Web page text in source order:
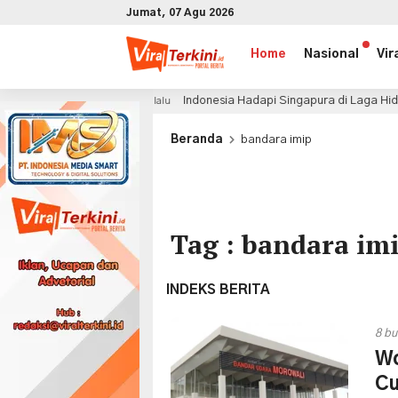
Jumat, 07 Agu 2026
Home Nasional
5 jam lalu Indonesia Hadapi Singapura di Laga Hidup Mati, John
Beranda bandara imip
Tag : bandara
INDEKS BERITA
8